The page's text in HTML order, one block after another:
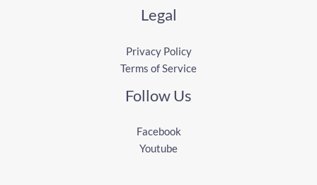
Legal
Privacy Policy
Terms of Service
Follow Us
Facebook
Youtube